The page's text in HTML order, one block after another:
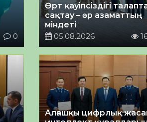
0
Өрт қауіпсіздігі
сақтау – әр азаматтың
міндеті
05.08.2026
Алғашқы цифрлық